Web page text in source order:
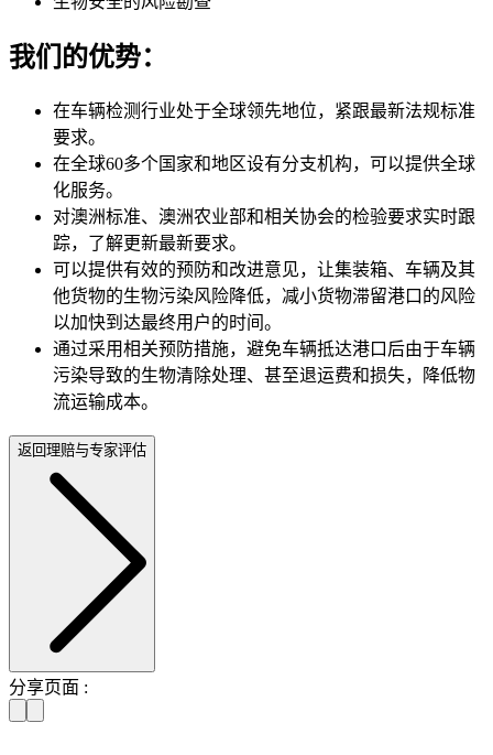
我们的优势：
在车辆检测行业处于全球领先地位，紧跟最新法规标准
要求。
在全球60多个国家和地区设有分支机构，可以提供全球
化服务。
对澳洲标准、澳洲农业部和相关协会的检验要求实时跟
踪，了解更新最新要求。
可以提供有效的预防和改进意见，让集装箱、车辆及其
他货物的生物污染风险降低，减小货物滞留港口的风险
以加快到达最终用户的时间。
通过采用相关预防措施，避免车辆抵达港口后由于车辆
污染导致的生物清除处理、甚至退运费和损失，降低物
流运输成本。
返回理赔与专家评估
分享页面 :